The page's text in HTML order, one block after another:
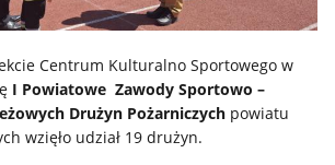
Centrum Kulturalno Sportowego w
I Powiatowe Zawody Sportowo –
Drużyn Pożarniczych powiatu
wzięło udział 19 drużyn.